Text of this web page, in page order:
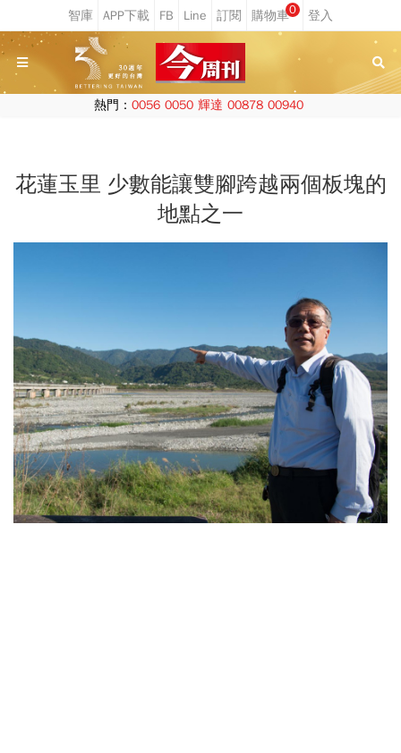
0
熱門： 0056 0050 輝達 00878 00940
花蓮玉里 少數能讓雙腳跨越兩個板塊的
地點之一